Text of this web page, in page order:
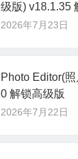
级版) v18.1.35
2026年7月23日
Photo Editor(
0 解锁高级版
2026年7月22日